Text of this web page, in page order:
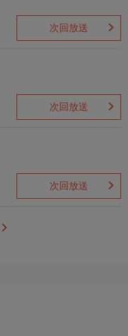
次回放送
次回放送
次回放送